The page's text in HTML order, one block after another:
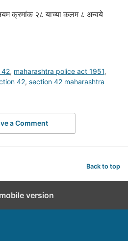
क्रमांक २८ याच्या कलम ८ अन्वये
42, maharashtra police act 1951,
42, section 42 maharashtra
a Comment
Back to top
version